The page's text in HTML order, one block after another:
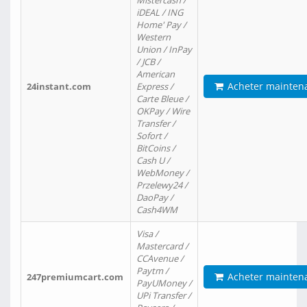
24instant.com
iDEAL / ING
Home' Pay /
Western
Union / InPay
/ JCB /
American
Express /
Carte Bleue /
OKPay / Wire
Transfer /
Sofort /
BitCoins /
Cash U /
WebMoney /
Przelewy24 /
DaoPay /
Cash4WM
Acheter
247premiumcart.com
Visa /
Mastercard /
CCAvenue /
Paytm /
PayUMoney /
UPi Transfer /
Acheter